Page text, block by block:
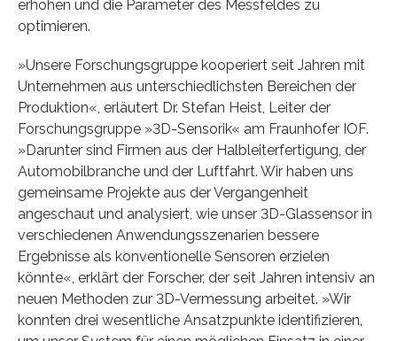
erhöhen und die Parameter des Messfeldes zu
optimieren.
»Unsere Forschungsgruppe kooperiert seit Jahren mit
Unternehmen aus unterschiedlichsten Bereichen der
Produktion«, erläutert Dr. Stefan Heist, Leiter der
Forschungsgruppe »3D-Sensorik« am Fraunhofer IOF.
»Darunter sind Firmen aus der Halbleiterfertigung, der
Automobilbranche und der Luftfahrt. Wir haben uns
gemeinsame Projekte aus der Vergangenheit
angeschaut und analysiert, wie unser 3D-Glassensor in
verschiedenen Anwendungsszenarien bessere
Ergebnisse als konventionelle Sensoren erzielen
könnte«, erklärt der Forscher, der seit Jahren intensiv an
neuen Methoden zur 3D-Vermessung arbeitet. »Wir
konnten drei wesentliche Ansatzpunkte identifizieren,